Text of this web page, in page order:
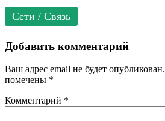
Сети / Связь
Добавить комментарий
Ваш адрес email не будет опубликован.
помечены *
Комментарий *